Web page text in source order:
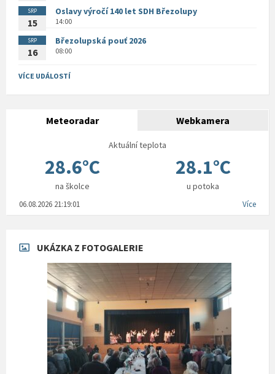
SRP
15
Oslavy výročí 140 let SDH Březolupy
14:00
SRP
16
Březolupská pouť 2026
08:00
VÍCE UDÁLOSTÍ
Meteoradar Webkamera
Aktuální teplota
28.6°C 28.1°C
na školce u potoka
06.08.2026 21:19:01 Více
UKÁZKA Z FOTOGALERIE